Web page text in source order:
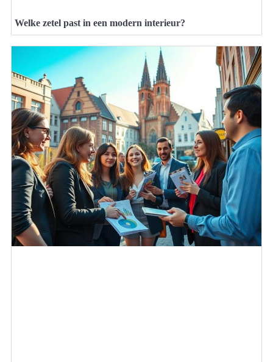
Welke zetel past in een modern interieur?